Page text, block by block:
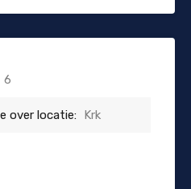
6
over locatie: Krk